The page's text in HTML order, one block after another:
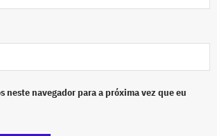
neste navegador para a próxima vez que eu